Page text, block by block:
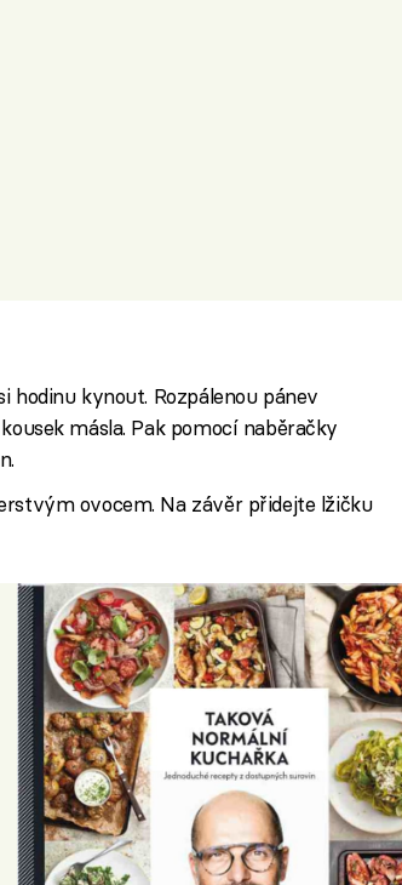
hodinu kynout. Rozpálenou pánev
másla. Pak pomocí naběračky
ovocem. Na závěr přidejte lžičku